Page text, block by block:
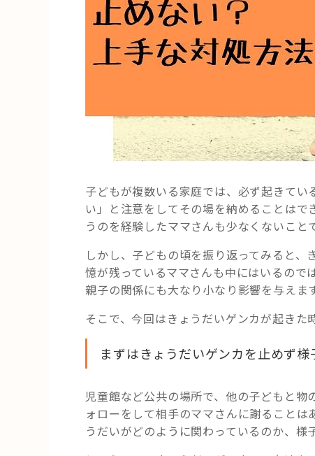
子どもが複数いる家庭では、必ず起きてい
い」と注意をしてその場を納めることは
うのを経験したママさんも少なくないこと
しかし、子どもの頃を振り返ってみると
憶が残っているママさんも中にはいるので
親子の関係にも大なり小なり影響を与えます
そこで、今回はきょうだいゲンカが起きた
まずはきょうだいゲンカを止めず様
児童館など公共の場所で、他の子どもと
ォローをして相手のママさんに謝ること
うだいがどのように関わっているのか、様